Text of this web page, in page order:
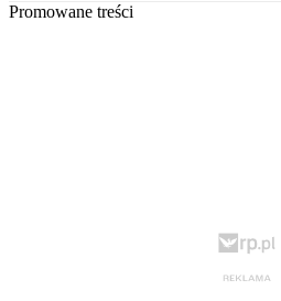
Promowane treści